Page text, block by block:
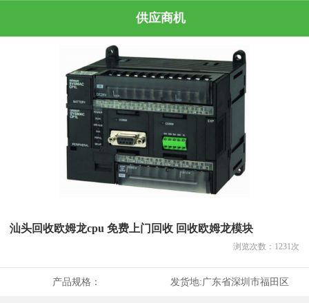
供应商机
汕头回收欧姆龙cpu 免费上门回收 回收欧姆龙模块
浏览次数： 1231 次
产品规格： 发货地:广东省深圳市福田区